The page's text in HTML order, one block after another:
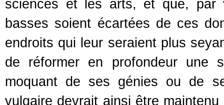
sciences et les arts, et que, par
basses soient écartées de ces
endroits qui leur seraient plus
de réformer en profondeur une
moquant de ses génies ou de
vulgaire devrait ainsi être